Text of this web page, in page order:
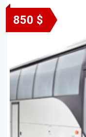
850 $